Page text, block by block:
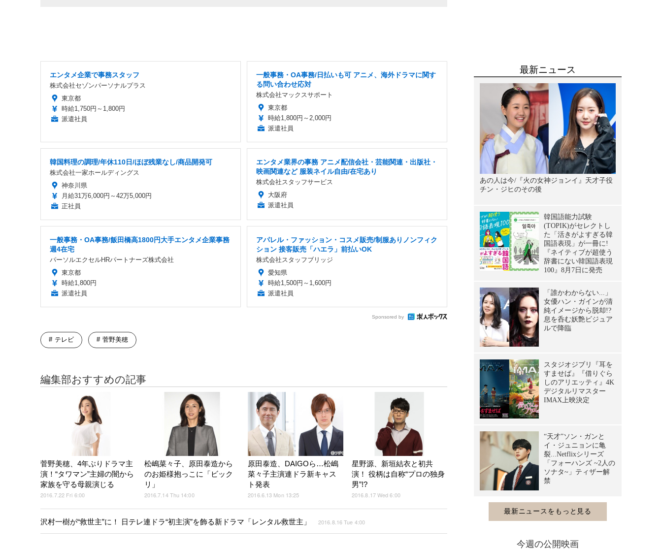
エンタメ企業で事務スタッフ
株式会社セゾンパーソナルプラス
東京都
時給1,750円～1,800円
派遣社員
一般事務・OA事務/日払いも可 アニメ、海外ドラマに関す
る問い合わせ応対
株式会社マックスサポート
東京都
時給1,800円～2,000円
派遣社員
韓国料理の調理/年休110日/ほぼ残業なし/商品開発可
株式会社一家ホールディングス
神奈川県
月給31万6,000円～42万5,000円
正社員
エンタメ業界の事務 アニメ配信会社・芸能関連・出版社・
映画関連など 服装ネイル自由/在宅あり
株式会社スタッフサービス
大阪府
派遣社員
一般事務・OA事務/飯田橋高1800円大手エンタメ企業事務
週4在宅
パーソルエクセルHRパートナーズ株式会社
東京都
時給1,800円
派遣社員
アパレル・ファッション・コスメ販売/制服ありノンフィク
ション 接客販売「ハエラ」前払いOK
株式会社スタッフブリッジ
愛知県
時給1,500円～1,600円
派遣社員
Sponsored by
テレビ 菅野美穂
編集部おすすめの記事
菅野美穂、4年ぶりドラマ主
演！“タワマン”主婦の闇から
家族を守る母親演じる
2016.7.22 Fri 6:00
松嶋菜々子、原田泰造から
のお姫様抱っこに「ビック
リ」
2016.7.14 Thu 14:00
原田泰造、DAIGOら…松嶋
菜々子主演連ドラ新キャス
ト発表
2016.6.13 Mon 13:25
星野源、新垣結衣と初共
演！ 役柄は自称“プロの独身
男”!?
2016.8.17 Wed 6:00
沢村一樹が“救世主”に！ 日テレ連ドラ“初主演”を飾る新ドラマ「レンタル救世主」 2016.8.16 Tue 4:00
今週の公開映画